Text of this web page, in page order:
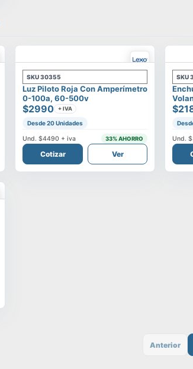
SKU30355
Luz Piloto Roja Con Amperímetro
0-100a, 60-500v
$2990 + IVA
Desde 20 Unidades
Und.$4490 + iva 33% AHORRO
Cotizar Ver
SKU
Und.
Anterior